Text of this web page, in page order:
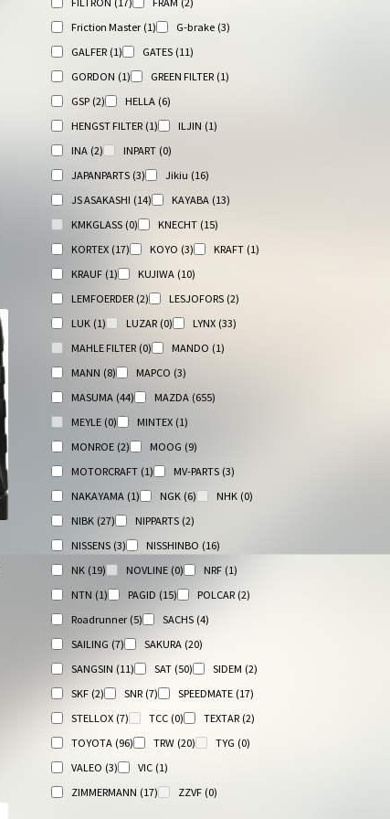
Friction Master (1) G-brake (3)
GALFER (1) GATES (11)
GORDON (1) GREEN FILTER (1)
GSP (2) HELLA (6)
HENGST FILTER (1) ILJIN (1)
INA (2) INPART (0)
JAPANPARTS (3) Jikiu (16)
JS ASAKASHI (14) KAYABA (13)
KMKGLASS (0) KNECHT (15)
KORTEX (17) KOYO (3) KRAFT (1)
KRAUF (1) KUJIWA (10)
LEMFOERDER (2) LESJOFORS (2)
LUK (1) LUZAR (0) LYNX (33)
MAHLE FILTER (0) MANDO (1)
MANN (8) MAPCO (3)
MASUMA (44) MAZDA (655)
MEYLE (0) MINTEX (1)
MONROE (2) MOOG (9)
MOTORCRAFT (1) MV-PARTS (3)
NAKAYAMA (1) NGK (6) NHK (0)
NIBK (27) NIPPARTS (2)
NISSENS (3) NISSHINBO (16)
NK (19) NOVLINE (0) NRF (1)
NTN (1) PAGID (15) POLCAR (2)
Roadrunner (5) SACHS (4)
SAILING (7) SAKURA (20)
SANGSIN (11) SAT (50) SIDEM (2)
SKF (2) SNR (7) SPEEDMATE (17)
STELLOX (7) TCC (0) TEXTAR (2)
TOYOTA (96) TRW (20) TYG (0)
VALEO (3) VIC (1)
ZIMMERMANN (17) ZZVF (0)